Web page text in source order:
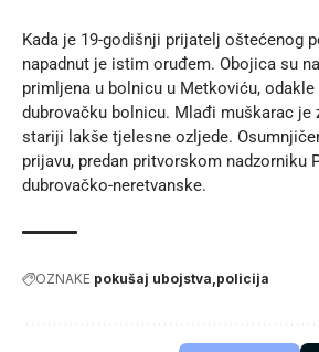
Kada je 19-godišnji prijatelj oštećenog
napadnut je istim oruđem. Obojica su
primljena u bolnicu u Metkoviću, odakle
dubrovačku bolnicu. Mlađi muškarac je
stariji lakše tjelesne ozljede.
prijavu, predan pritvorskom nadzorniku
dubrovačko-neretvanske.
OZNAKE pokušaj ubojstva policija